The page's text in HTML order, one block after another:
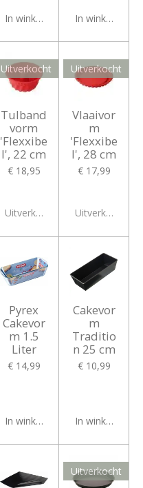
In winkelwagen In winkelwagen
Uitverkocht
Tulband
vorm
'Flexxibe
l', 22 cm
€ 18,95
Uitverkocht
Uitverkocht
Vlaaivor
m
'Flexxibe
l', 28 cm
€ 17,99
Uitverkocht
Pyrex
Cakevor
m 1.5
Liter
€ 14,99
In winkelwagen
Cakevor
m
Traditio
n 25 cm
€ 10,99
In winkelwagen
Uitverkocht